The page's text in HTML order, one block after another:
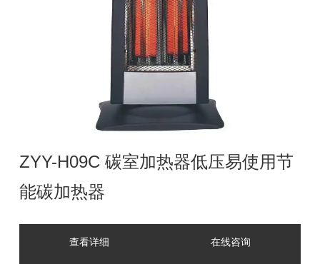
ZYY-H09C 碳室加热器低压易使用节
能碳加热器
查看详细 在线咨询